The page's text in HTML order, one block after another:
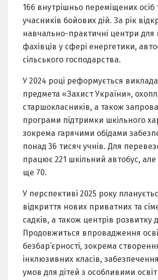
166 внутрішньо переміщених осіб
учасників бойових дій. За рік
навчально-практичні центри для
фахівців у сфері енергетики,
сільського господарства.
У 2024 році реформується
предмета «Захист України»,
старшокласників, а також
програми підтримки шкільного
зокрема гарячими обідами
понад 36 тисяч учнів. Для
працює 221 шкільний автобус, але
ще 70.
У перспективі 2025 року
відкриття нових приватних та
садків, а також центрів розвитку
Продовжиться впровадження
безбар’єрності, зокрема
інклюзивних класів,
умов для дітей з особливими